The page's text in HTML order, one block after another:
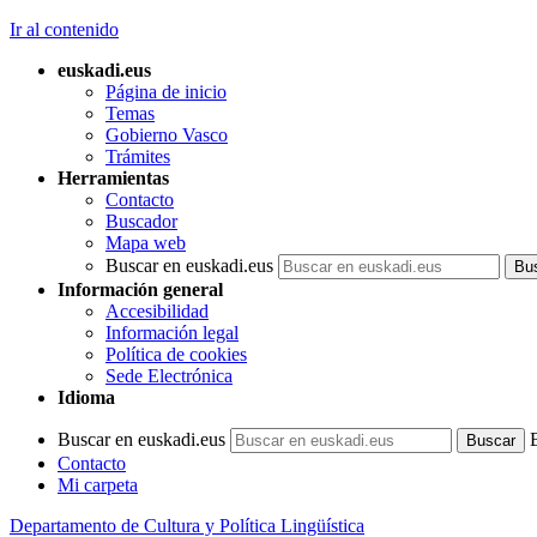
Ir al contenido
euskadi.eus
Página de inicio
Temas
Gobierno Vasco
Trámites
Herramientas
Contacto
Buscador
Mapa web
Buscar en euskadi.eus
Información general
Accesibilidad
Información legal
Política de cookies
Sede Electrónica
Idioma
Buscar en euskadi.eus
Contacto
Mi carpeta
Departamento de Cultura y Política Lingüística